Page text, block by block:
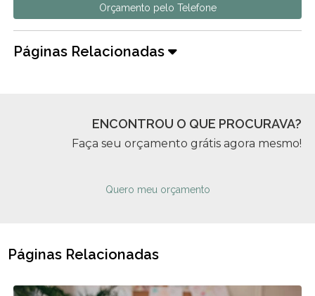
Orçamento pelo Telefone
Páginas Relacionadas
ENCONTROU O QUE PROCURAVA?
Faça seu orçamento grátis agora mesmo!
Quero meu orçamento
Páginas Relacionadas